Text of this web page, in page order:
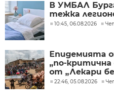
В УМБАЛ
тежка
10:45, 06.08.2026
Епидемията
„по-критична
от „Лекари
22:46, 05.08.2026